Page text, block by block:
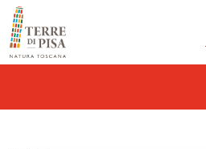
Vai al contenuto